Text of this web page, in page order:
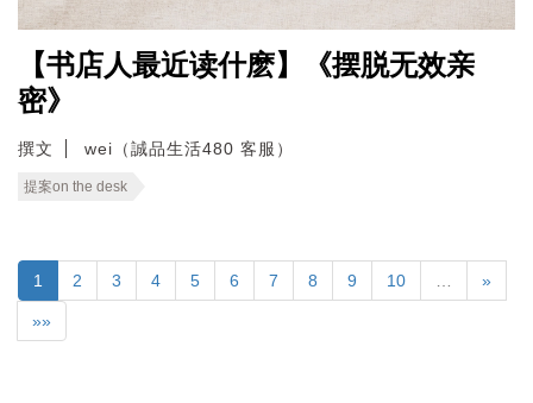
【书店人最近读什麽】《摆脱无效亲
密》
撰文 wei（誠品生活480 客服）
提案on the desk
1 2 3 4 5 6 7 8 9 10 »
»»